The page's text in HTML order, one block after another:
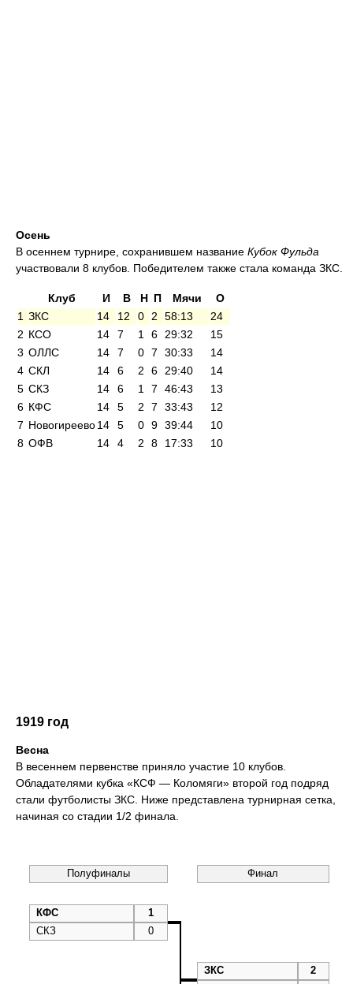
Осень
В осеннем турнире, сохранившем название Кубок Фульда
участвовали 8 клубов. Победителем также стала команда ЗКС.
Клуб И В Н П Мячи
О
1 ЗКС 14 12 0 2 58:13
24
2 КСО 14 7 1 6 29:32
15
3 ОЛЛС 14 7 0 7 30:33
14
4 СКЛ 14 6 2 6 29:40
14
5 СКЗ 14 6 1 7 46:43
13
6 КФС 14 5 2 7 33:43
12
7 Новогиреево14 5 0 9 39:44
10
8 ОФВ 14 4 2 8 17:33 10
1919 год
Весна
В весеннем первенстве приняло участие 10 клубов.
Обладателями кубка «КСФ — Коломяги» второй год подряд
стали футболисты ЗКС. Ниже представлена турнирная сетка,
начиная со стадии 1/2 финала.
Полуфиналы Финал
КФС
1
СКЗ
0
ЗКС
2